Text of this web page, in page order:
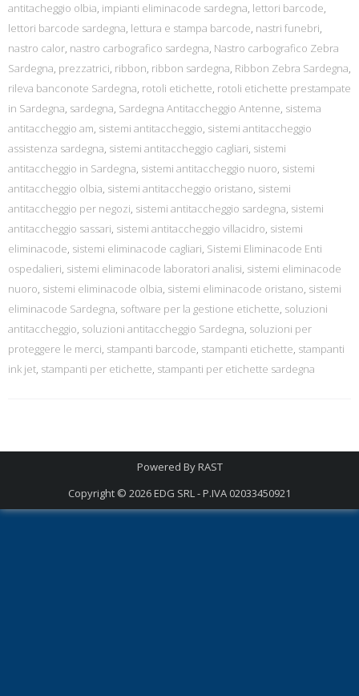
antitacheggio olbia, impianti eliminacode sardegna, lettori barcode,
lettori barcode sardegna, lettura e stampa barcode, nastri funebri,
nastro calor, nastro carbografico sardegna, Nastro carbografico Zebra
Sardegna, prezzatrici, ribbon, ribbon sardegna, Ribbon Zebra Sardegna,
rileva banconote Sardegna, rotoli etichette, rotoli etichette prestampate
in Sardegna, sardegna, Sardegna Antitaccheggio Antenne, sistema
antitaccheggio am, sistemi antitaccheggio, sistemi antitaccheggio
assistenza sardegna, sistemi antitaccheggio cagliari, sistemi
antitaccheggio in Sardegna, sistemi antitaccheggio nuoro, sistemi
antitaccheggio olbia, sistemi antitaccheggio oristano, sistemi
antitaccheggio per negozi, sistemi antitaccheggio sardegna, sistemi
antitaccheggio sassari, sistemi antitaccheggio villacidro, sistemi
eliminacode, sistemi eliminacode cagliari, Sistemi Eliminacode Enti
ospedalieri, sistemi eliminacode laboratori analisi, sistemi eliminacode
nuoro, sistemi eliminacode olbia, sistemi eliminacode oristano, sistemi
eliminacode Sardegna, software per la gestione etichette, soluzioni
antitaccheggio, soluzioni antitaccheggio Sardegna, soluzioni per
proteggere le merci, stampanti barcode, stampanti etichette, stampanti
ink jet, stampanti per etichette, stampanti per etichette sardegna
Powered ByRAST
Copyright © 2026EDG SRL - P.IVA 02033450921